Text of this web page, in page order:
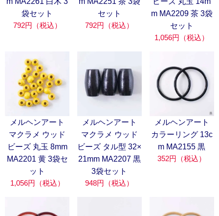
袋セット
792円（税込）
セット
792円（税込）
m MA2209 茶 3袋
セット
1,056円（税込）
メルヘンアート
マクラメ ウッド
ビーズ 丸玉 8mm
MA2201 黄 3袋セ
ット
1,056円（税込）
メルヘンアート
マクラメ ウッド
ビーズ タル型 32×
21mm MA2207 黒
3袋セット
948円（税込）
メルヘンアート
カラーリング 13c
m MA2155 黒
352円（税込）